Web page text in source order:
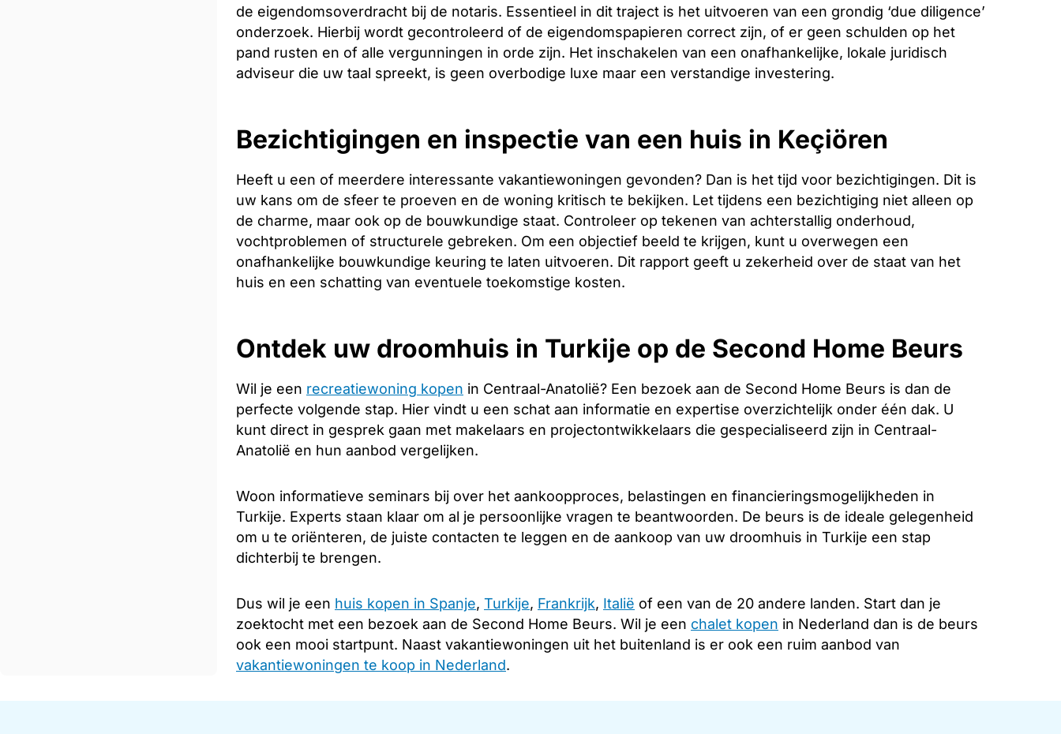
de eigendomsoverdracht bij de notaris. Essentieel in dit traject is het uitvoeren van een grondig ‘due diligence’
onderzoek. Hierbij wordt gecontroleerd of de eigendomspapieren correct zijn, of er geen schulden op het
pand rusten en of alle vergunningen in orde zijn. Het inschakelen van een onafhankelijke, lokale juridisch
adviseur die uw taal spreekt, is geen overbodige luxe maar een verstandige investering.
Bezichtigingen en inspectie van een huis in Keçiören
Heeft u een of meerdere interessante vakantiewoningen gevonden? Dan is het tijd voor bezichtigingen. Dit is
uw kans om de sfeer te proeven en de woning kritisch te bekijken. Let tijdens een bezichtiging niet alleen op
de charme, maar ook op de bouwkundige staat. Controleer op tekenen van achterstallig onderhoud,
vochtproblemen of structurele gebreken. Om een objectief beeld te krijgen, kunt u overwegen een
onafhankelijke bouwkundige keuring te laten uitvoeren. Dit rapport geeft u zekerheid over de staat van het
huis en een schatting van eventuele toekomstige kosten.
Ontdek uw droomhuis in Turkije op de Second Home Beurs
Wil je een recreatiewoning kopen in Centraal-Anatolië? Een bezoek aan de Second Home Beurs is dan de
perfecte volgende stap. Hier vindt u een schat aan informatie en expertise overzichtelijk onder één dak. U
kunt direct in gesprek gaan met makelaars en projectontwikkelaars die gespecialiseerd zijn in Centraal-
Anatolië en hun aanbod vergelijken.
Woon informatieve seminars bij over het aankoopproces, belastingen en financieringsmogelijkheden in
Turkije. Experts staan klaar om al je persoonlijke vragen te beantwoorden. De beurs is de ideale gelegenheid
om u te oriënteren, de juiste contacten te leggen en de aankoop van uw droomhuis in Turkije een stap
dichterbij te brengen.
Dus wil je een huis kopen in Spanje, Turkije, Frankrijk, Italië of een van de 20 andere landen. Start dan je
zoektocht met een bezoek aan de Second Home Beurs. Wil je een chalet kopen in Nederland dan is de beurs
ook een mooi startpunt. Naast vakantiewoningen uit het buitenland is er ook een ruim aanbod van
vakantiewoningen te koop in Nederland.